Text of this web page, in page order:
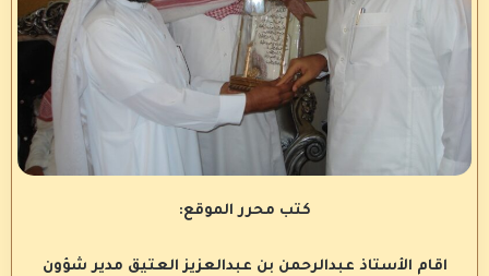
كتب محرر الموقع:
اقام الأستاذ عبدالرحمن بن عبدالعزيز العتيق مدير شؤون